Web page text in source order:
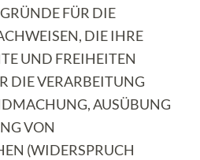
FÜR DIE
DIE IHRE
UND FREIHEITEN
DIE VERARBEITUNG
AUSÜBUNG
VON
(WIDERSPRUCH